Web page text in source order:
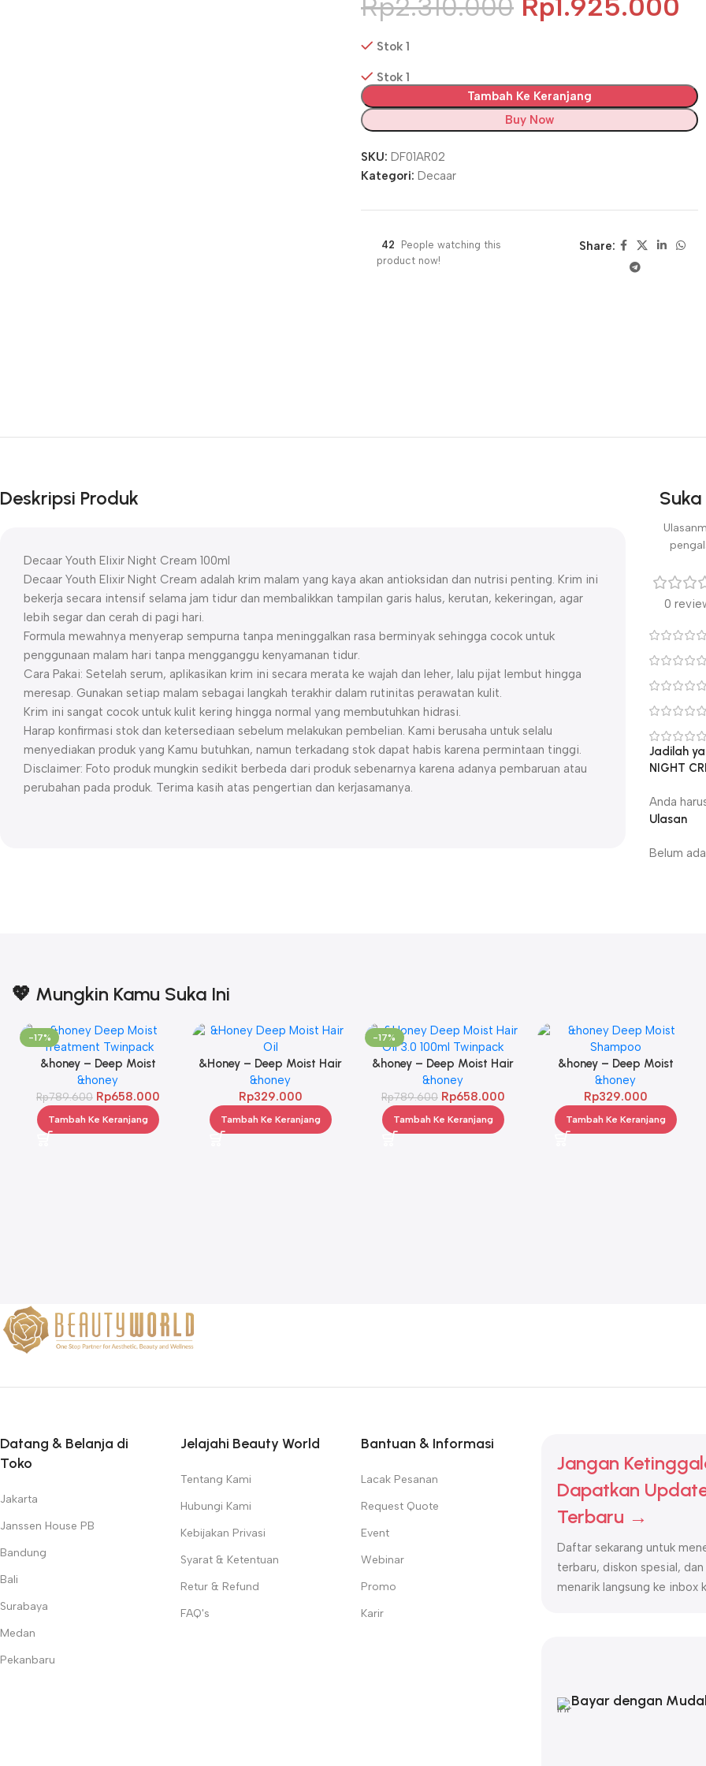
Stok 1
Stok 1
Tambah Ke Keranjang
Buy Now
SKU: DF01AR02
Kategori: Decaar
42
People watching this
product now!
Share:
Deskripsi Produk
Decaar Youth Elixir Night Cream 100ml
Decaar Youth Elixir Night Cream adalah krim malam yang kaya akan antioksidan dan nutrisi penting. Krim ini
bekerja secara intensif selama jam tidur dan membalikkan tampilan garis halus, kerutan, kekeringan, agar
lebih segar dan cerah di pagi hari.
Formula mewahnya menyerap sempurna tanpa meninggalkan rasa berminyak sehingga cocok untuk
penggunaan malam hari tanpa mengganggu kenyamanan tidur.
Cara Pakai: Setelah serum, aplikasikan krim ini secara merata ke wajah dan leher, lalu pijat lembut hingga
meresap. Gunakan setiap malam sebagai langkah terakhir dalam rutinitas perawatan kulit.
Krim ini sangat cocok untuk kulit kering hingga normal yang membutuhkan hidrasi.
Harap konfirmasi stok dan ketersediaan sebelum melakukan pembelian. Kami berusaha untuk selalu
menyediakan produk yang Kamu butuhkan, namun terkadang stok dapat habis karena permintaan tinggi.
Disclaimer: Foto produk mungkin sedikit berbeda dari produk sebenarnya karena adanya pembaruan atau
perubahan pada produk. Terima kasih atas pengertian dan kerjasamanya.
0
Ulasan
Belum ada
Jadilah
NIGHT
Anda
💖 Mungkin Kamu Suka Ini
-17%
&honey – Deep Moist
Treatment 445 g Twinpack
&honey
Rp789.600 Rp658.000
Tambah Ke Keranjang
&Honey – Deep Moist Hair
Oil 3.0 100ml
&honey
Rp329.000
Tambah Ke Keranjang
-17%
&honey – Deep Moist Hair
Oil 3.0 100ml Twinpack
&honey
Rp789.600 Rp658.000
Tambah Ke Keranjang
&honey – Deep Moist
Shampoo 1.0 440ml
&honey
Rp329.000
Tambah Ke Keranjang
Datang & Belanja di
Toko
Jakarta
Janssen House PB
Bandung
Bali
Surabaya
Medan
Pekanbaru
Jelajahi Beauty World
Tentang Kami
Hubungi Kami
Kebijakan Privasi
Syarat & Ketentuan
Retur & Refund
FAQ's
Bantuan & Informasi
Lacak Pesanan
Request Quote
Event
Webinar
Promo
Karir
Jangan
Dapatkan
Terbaru →
Daftar sekarang untuk
terbaru, diskon spesial,
menarik langsung ke inbox
Bayar dengan